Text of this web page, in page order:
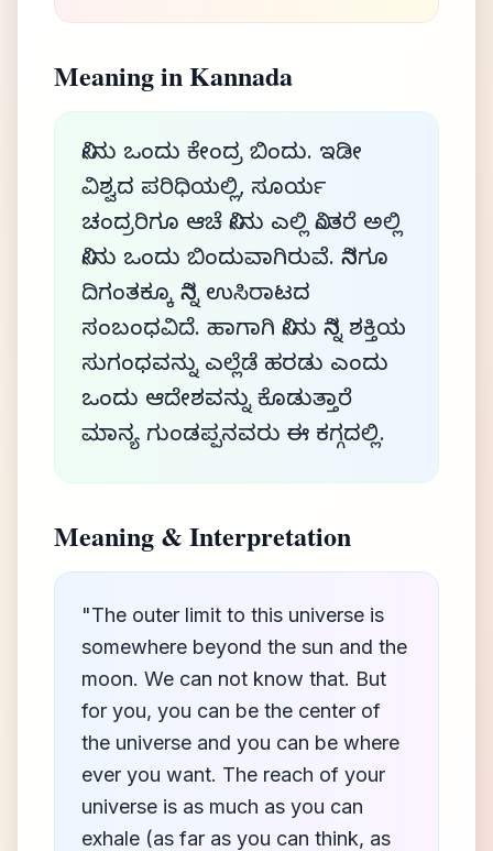
Meaning in Kannada
ನೀನು ಒಂದು ಕೇಂದ್ರ ಬಿಂದು. ಇಡೀ
ವಿಶ್ವದ ಪರಿಧಿಯಲ್ಲಿ, ಸೂರ್ಯ
ಚಂದ್ರರಿಗೂ ಆಚೆ ನೀನು ಎಲ್ಲಿ ನಿಂತರೆ ಅಲ್ಲಿ
ನೀನು ಒಂದು ಬಿಂದುವಾಗಿರುವೆ. ನಿನಗೂ
ದಿಗಂತಕ್ಕೂ ನಿನ್ನ ಉಸಿರಾಟದ
ಸಂಬಂಧವಿದೆ. ಹಾಗಾಗಿ ನೀನು ನಿನ್ನ ಶಕ್ತಿಯ
ಸುಗಂಧವನ್ನು ಎಲ್ಲೆಡೆ ಹರಡು ಎಂದು
ಒಂದು ಆದೇಶವನ್ನು ಕೊಡುತ್ತಾರೆ
ಮಾನ್ಯ ಗುಂಡಪ್ಪನವರು ಈ ಕಗ್ಗದಲ್ಲಿ.
Meaning & Interpretation
"The outer limit to this universe is
somewhere beyond the sun and the
moon. We can not know that. But
for you, you can be the center of
the universe and you can be where
ever you want. The reach of your
universe is as much as you can
exhale (as far as you can think, as